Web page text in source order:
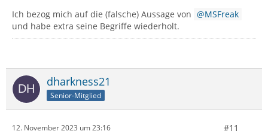
Ich bezog mich auf die (falsche) Aussage von
MSFreak
und habe extra seine Begriffe wiederholt.
dharkness21
Senior-Mitglied
12. November 2023 um 23:16 #11